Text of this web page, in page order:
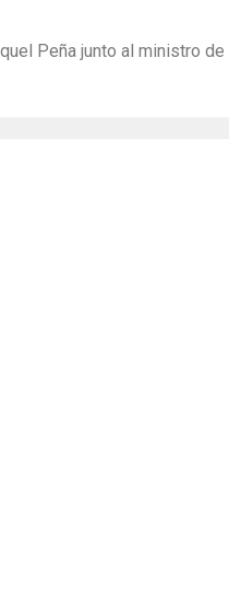
Peña junto al ministro